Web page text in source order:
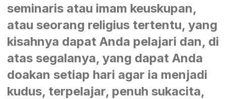
seminaris atau imam keuskupan,
atau seorang religius tertentu, yang
kisahnya dapat Anda pelajari dan, di
atas segalanya, yang dapat Anda
doakan setiap hari agar ia menjadi
kudus, terpelajar, penuh sukacita,